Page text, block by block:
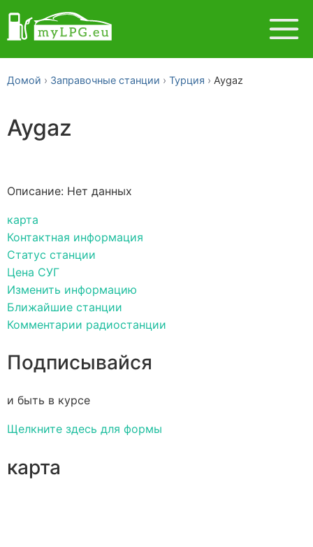
Домой Заправочные станции Турция Aygaz
Aygaz
Описание: Нет данных
карта
Контактная информация
Статус станции
Цена СУГ
Изменить информацию
Ближайшие станции
Комментарии радиостанции
Подписывайся
и быть в курсе
Щелкните здесь для формы
карта